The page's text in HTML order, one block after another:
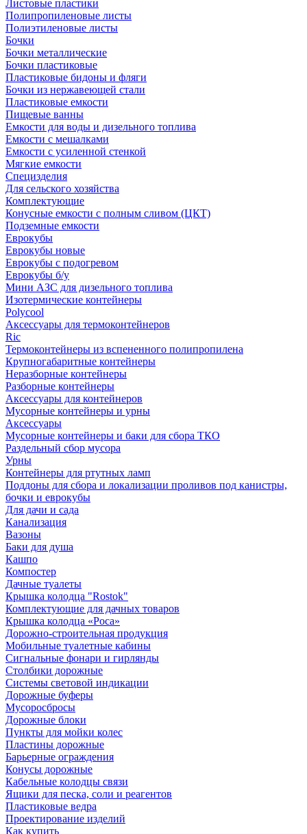
Листовые пластики
Полипропиленовые листы
Полиэтиленовые листы
Бочки
Бочки металлические
Бочки пластиковые
Пластиковые бидоны и фляги
Бочки из нержавеющей стали
Пластиковые емкости
Пищевые ванны
Емкости для воды и дизельного топлива
Емкости с мешалками
Емкости с усиленной стенкой
Мягкие емкости
Специзделия
Для сельского хозяйства
Комплектующие
Конусные емкости с полным сливом (ЦКТ)
Подземные емкости
Еврокубы
Еврокубы новые
Еврокубы с подогревом
Еврокубы б/у
Мини АЗС для дизельного топлива
Изотермические контейнеры
Polycool
Аксессуары для термоконтейнеров
Ric
Термоконтейнеры из вспененного полипропилена
Крупногабаритные контейнеры
Неразборные контейнеры
Разборные контейнеры
Аксессуары для контейнеров
Мусорные контейнеры и урны
Аксессуары
Мусорные контейнеры и баки для сбора ТКО
Раздельный сбор мусора
Урны
Контейнеры для ртутных ламп
Поддоны для сбора и локализации проливов под канистры,
бочки и еврокубы
Для дачи и сада
Канализация
Вазоны
Баки для душа
Кашпо
Компостер
Дачные туалеты
Крышка колодца "Rostok"
Комплектующие для дачных товаров
Крышка колодца «Роса»
Дорожно-строительная продукция
Мобильные туалетные кабины
Сигнальные фонари и гирлянды
Столбики дорожные
Системы световой индикации
Дорожные буферы
Мусоросбросы
Дорожные блоки
Пункты для мойки колес
Пластины дорожные
Барьерные ограждения
Конусы дорожные
Кабельные колодцы связи
Ящики для песка, соли и реагентов
Пластиковые ведра
Проектирование изделий
Как купить